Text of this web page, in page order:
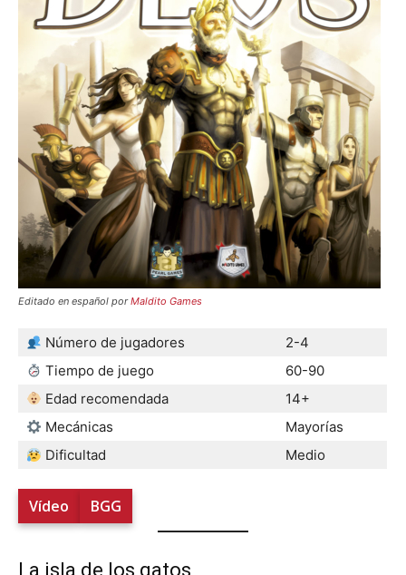
Editado en español porMaldito Games
Número de jugadores
2-4
Tiempo de juego
60-90
Edad recomendada
14+
Mecánicas
Mayorías
Dificultad
Medio
Vídeo BGG
La isla de los gatos